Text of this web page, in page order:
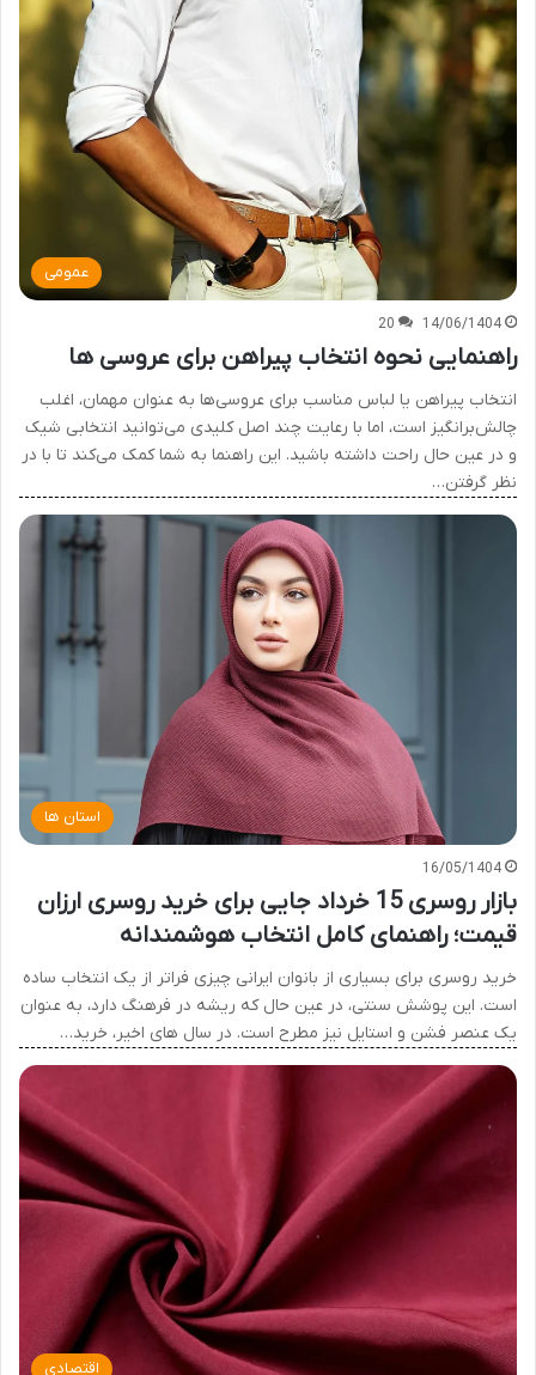
عمومی
14/06/1404
20
راهنمایی نحوه انتخاب پیراهن برای عروسی ها
انتخاب پیراهن یا لباس مناسب برای عروسی‌ها به عنوان مهمان، اغلب
چالش‌برانگیز است، اما با رعایت چند اصل کلیدی می‌توانید انتخابی شیک
و در عین حال راحت داشته باشید. این راهنما به شما کمک می‌کند تا با در
نظر گرفتن…
استان ها
16/05/1404
بازار روسری 15 خرداد جایی برای خرید روسری ارزان
قیمت؛ راهنمای کامل انتخاب هوشمندانه
خرید روسری برای بسیاری از بانوان ایرانی چیزی فراتر از یک انتخاب ساده
است. این پوشش سنتی، در عین حال که ریشه در فرهنگ دارد، به عنوان
یک عنصر فشن و استایل نیز مطرح است. در سال های اخیر، خرید…
اقتصادی